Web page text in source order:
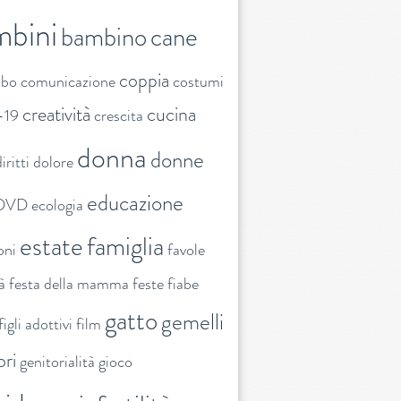
bambinocane
comunicazionecoppia costumi
creatività crescita cucina
doloredonnadonne
ecologia educazione
estatefamiglia favole
festa della mamma festefiabe
adottivi film gattogemelli
genitorialità gioco